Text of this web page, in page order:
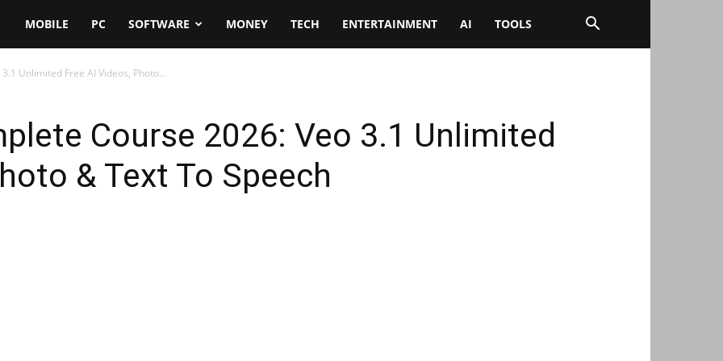
MOBILE PC SOFTWARE MONEY TECH ENTERTAINMENT AI TOOLS
Unlimited Free AI Videos, Photo...
Course 2026: Veo 3.1 Unlimited
& Text To Speech